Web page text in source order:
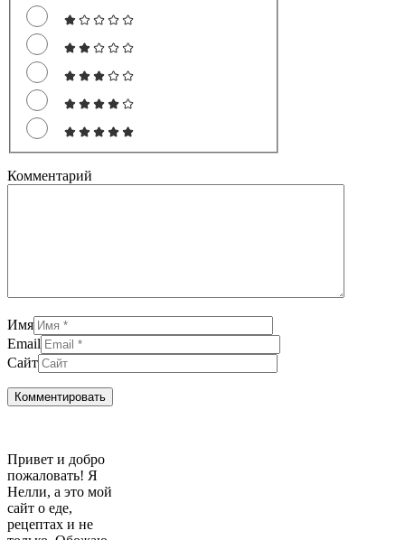
Комментарий
Имя
Email
Сайт
Привет и добро
пожаловать! Я
Нелли, а это мой
сайт о еде,
рецептах и не